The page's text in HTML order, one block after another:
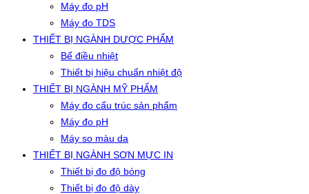
Máy đo pH
Máy đo TDS
THIẾT BỊ NGÀNH DƯỢC PHẨM
Bể điều nhiệt
Thiết bị hiệu chuẩn nhiệt độ
THIẾT BỊ NGÀNH MỸ PHẨM
Máy đo cấu trúc sản phẩm
Máy đo pH
Máy so màu da
THIẾT BỊ NGÀNH SƠN MỰC IN
Thiết bị đo độ bóng
Thiết bị đo độ dày